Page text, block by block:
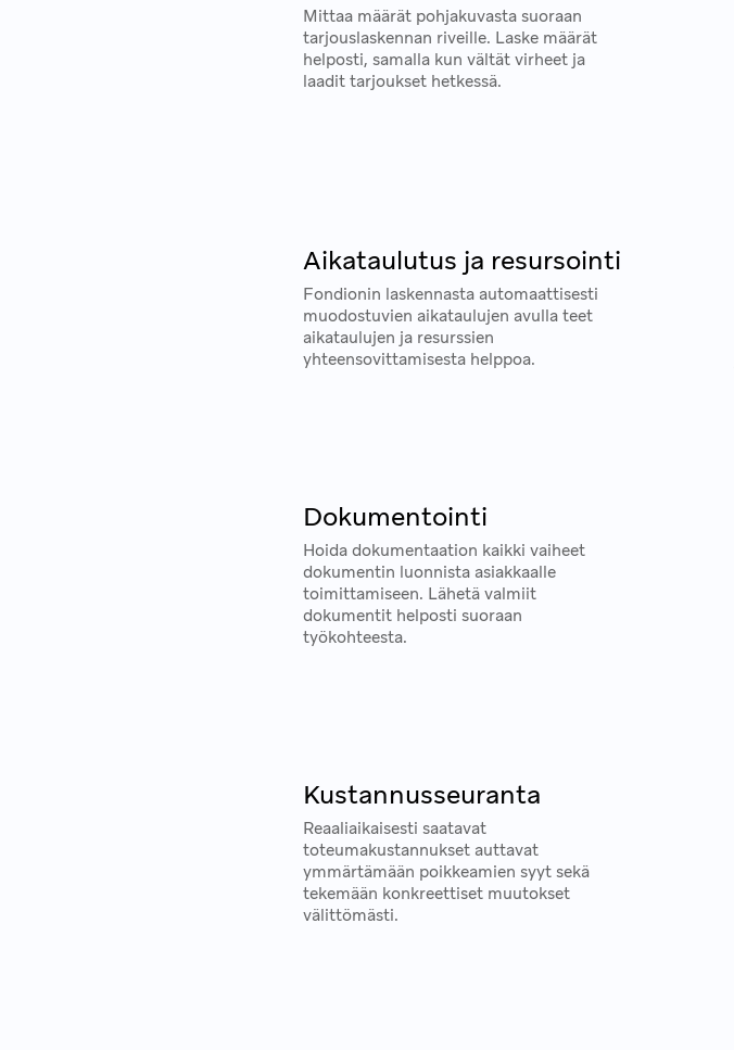
Mittaa määrät pohjakuvasta suoraan
tarjouslaskennan riveille. Laske määrät
helposti, samalla kun vältät virheet ja
laadit tarjoukset hetkessä.
Aikataulutus ja resursointi
Fondionin laskennasta automaattisesti
muodostuvien aikataulujen avulla teet
aikataulujen ja resurssien
yhteensovittamisesta helppoa.
Dokumentointi
Hoida dokumentaation kaikki vaiheet
dokumentin luonnista asiakkaalle
toimittamiseen. Lähetä valmiit
dokumentit helposti suoraan
työkohteesta.
Kustannusseuranta
Reaaliaikaisesti saatavat
toteumakustannukset auttavat
ymmärtämään poikkeamien syyt sekä
tekemään konkreettiset muutokset
välittömästi.